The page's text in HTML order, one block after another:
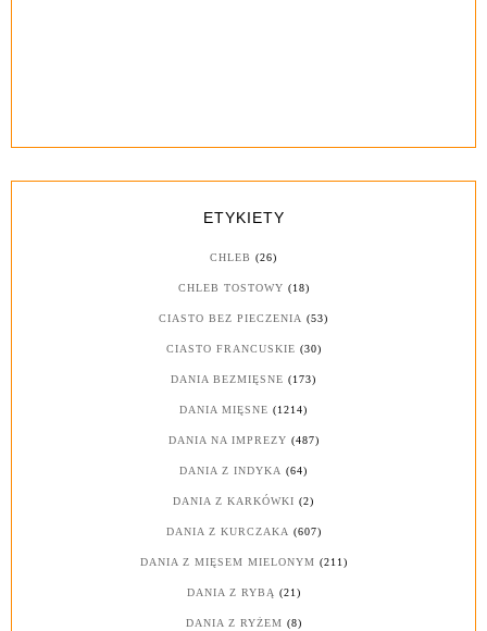
ETYKIETY
CHLEB (26)
CHLEB TOSTOWY (18)
CIASTO BEZ PIECZENIA (53)
CIASTO FRANCUSKIE (30)
DANIA BEZMIĘSNE (173)
DANIA MIĘSNE (1214)
DANIA NA IMPREZY (487)
DANIA Z INDYKA (64)
DANIA Z KARKÓWKI (2)
DANIA Z KURCZAKA (607)
DANIA Z MIĘSEM MIELONYM (211)
DANIA Z RYBĄ (21)
DANIA Z RYŻEM (8)